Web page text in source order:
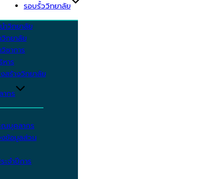
รอบรั้ววิทยาลัย
ำวิทยาลัย
ทยาลัย
ชาการ
าร
สร้างวิทยาลัย
กร
ณบุคลากร
ข้อมูลส่วน
จำปีการ